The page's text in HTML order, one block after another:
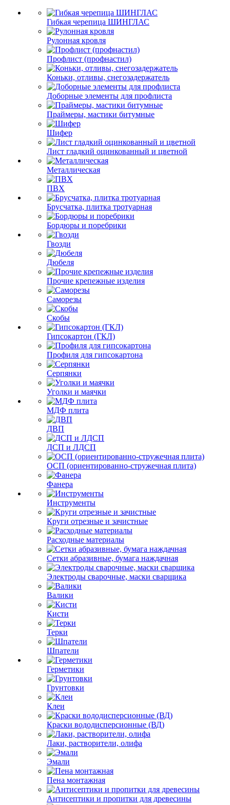
Гибкая черепица ШИНГЛАС
Рулонная кровля
Профлист (профнастил)
Коньки, отливы, снегозадержатель
Доборные элементы для профлиста
Праймеры, мастики битумные
Шифер
Лист гладкий оцинкованный и цветной
Металлическая
ПВХ
Брусчатка, плитка тротуарная
Бордюры и поребрики
Гвозди
Дюбеля
Прочие крепежные изделия
Саморезы
Скобы
Гипсокартон (ГКЛ)
Профиля для гипсокартона
Серпянки
Уголки и маячки
МДФ плита
ДВП
ДСП и ЛДСП
ОСП (ориентированно-стружечная плита)
Фанера
Инструменты
Круги отрезные и зачистные
Расходные материалы
Сетки абразивные, бумага наждачная
Электроды сварочные, маски сварщика
Валики
Кисти
Терки
Шпатели
Герметики
Грунтовки
Клеи
Краски вододисперсионные (ВД)
Лаки, растворители, олифа
Эмали
Пена монтажная
Антисептики и пропитки для древесины